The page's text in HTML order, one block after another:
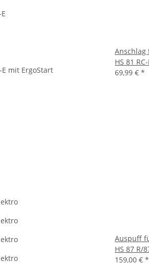
Anschlag
HS 81 RC-
69,99 € *
Auspuff
HS 87 R/
159,00 € *
E mit ErgoStart